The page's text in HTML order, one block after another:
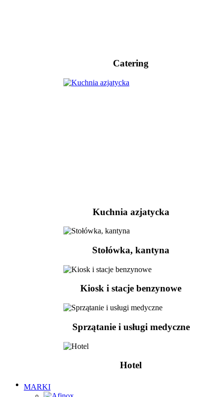
Catering
Kuchnia azjatycka
Stołówka, kantyna
Kiosk i stacje benzynowe
Sprzątanie i usługi medyczne
Hotel
MARKI